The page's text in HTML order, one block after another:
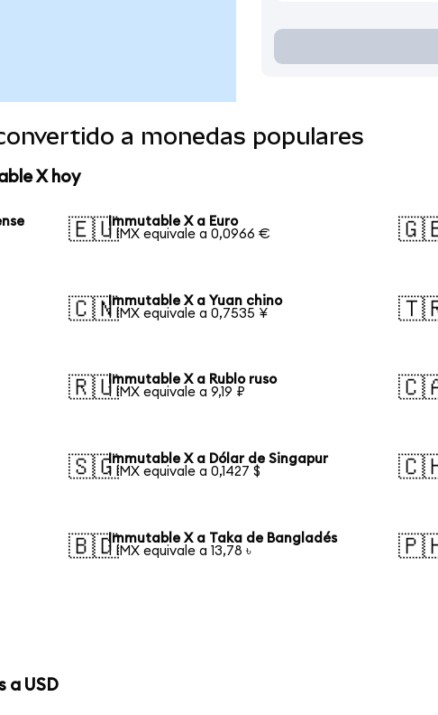
a monedas populares
X hoy
🇪🇺Immutable X a Euro
1 IMX equivale a 0,0966 €
🇨🇳Immutable X a Yuan chino
1 IMX equivale a 0,7535 ¥
🇷🇺Immutable X a Rublo ruso
1 IMX equivale a 9,19 ₽
🇸🇬Immutable X a Dólar de Singapur
1 IMX equivale a 0,1427 $
🇧🇩Immutable X a Taka de Bangladés
1 IMX equivale a 13,78 ৳
a USD